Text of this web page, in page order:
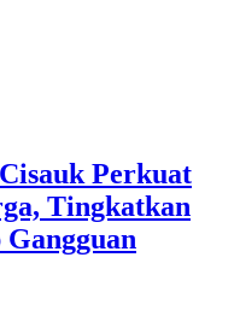
Perkuat
Tingkatkan